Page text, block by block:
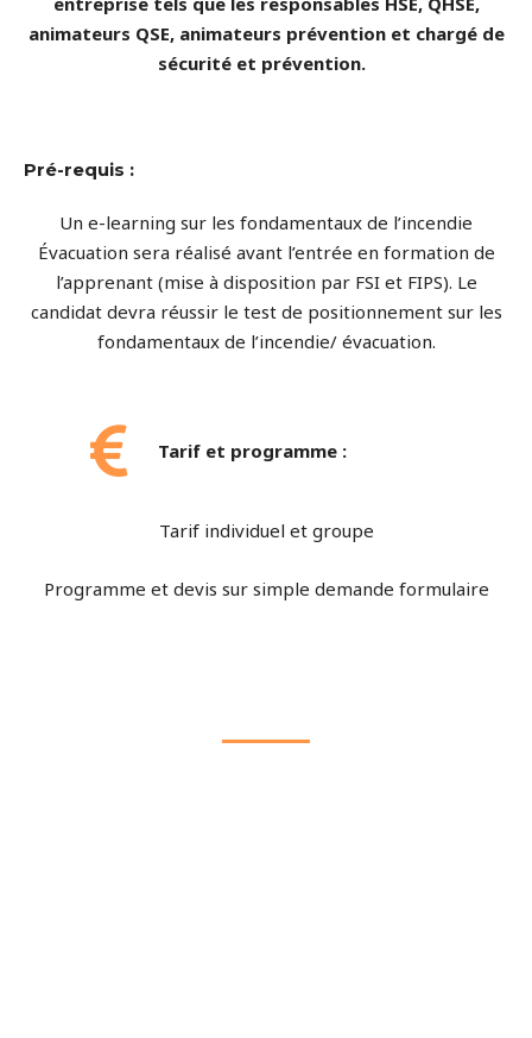
animateurs QSE, animateurs prévention et chargé de
sécurité et prévention.
Pré-requis :
Un e-learning sur les fondamentaux de l’incendie
Évacuation sera réalisé avant l’entrée en formation de
l’apprenant (mise à disposition par FSI et FIPS). Le
candidat devra réussir le test de positionnement sur les
fondamentaux de l’incendie/ évacuation.
Tarif et programme :
Tarif individuel et groupe
Programme et devis sur simple demande formulaire